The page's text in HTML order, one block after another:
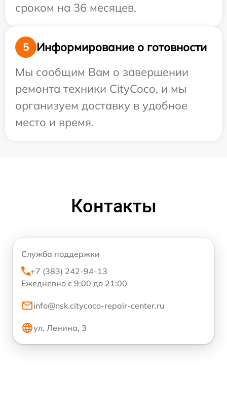
сроком на 36 месяцев.
5
Информирование о готовности
Мы сообщим Вам о завершении
ремонта техники CityCoco, и мы
организуем доставку в удобное
место и время.
Контакты
Служба поддержки
+7 (383) 242-94-13
Ежедневно с 9:00 до 21:00
info@nsk.citycoco-repair-center.ru
ул. Ленина, 3